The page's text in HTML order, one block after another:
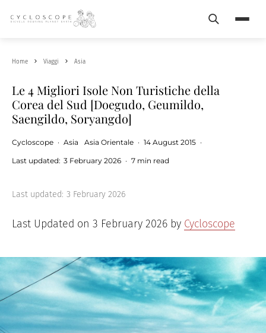
Search
Home Viaggi Asia
Le 4 Migliori Isole Non Turistiche della
Corea del Sud [Doegudo, Geumildo,
Saengildo, Soryangdo]
Cycloscope · Asia Asia Orientale · 14 August 2015 ·
Last updated: 3 February 2026 · 7 min read
Last updated: 3 February 2026
Last Updated on 3 February 2026 by Cycloscope